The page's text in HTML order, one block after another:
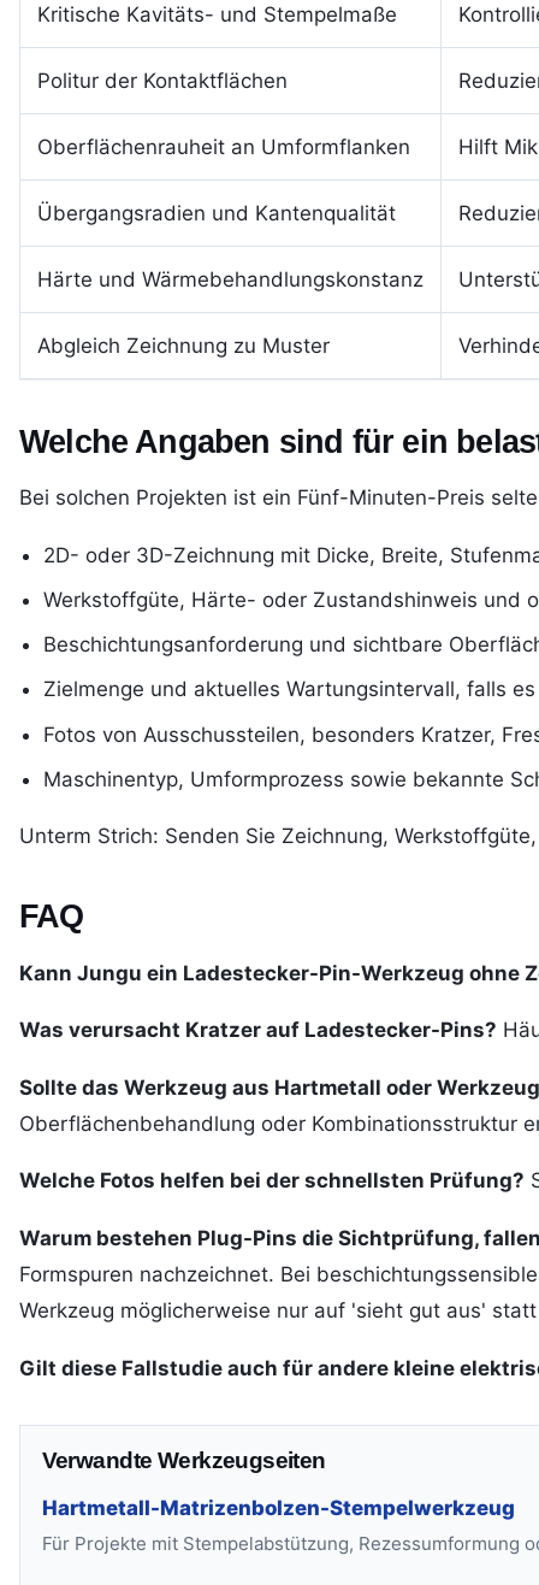
Kritische Kavitäts- und Stempelmaße
Politur der Kontaktflächen
Oberflächenrauheit an Umformflanken Hilft
Übergangsradien und Kantenqualität
Härte und Wärmebehandlungskonstanz
Abgleich Zeichnung zu Muster
Welche Angaben sind für ein
Bei solchen Projekten ist ein Fünf-Minuten-Preis
2D- oder 3D-Zeichnung mit Dicke, Breite,
Werkstoffgüte, Härte- oder Zustandshinweis und
Beschichtungsanforderung und sichtbare
Zielmenge und aktuelles Wartungsintervall, falls
Fotos von Ausschussteilen, besonders Kratzer,
Maschinentyp, Umformprozess sowie bekannte
Unterm Strich: Senden Sie Zeichnung,
FAQ
Kann Jungu ein Ladestecker-Pin-Werkzeug ohne
Was verursacht Kratzer auf Ladestecker-Pins?
Sollte das Werkzeug aus Hartmetall oder
Oberflächenbehandlung oder Kombinationsstruktur
Welche Fotos helfen bei der schnellsten Prüfung?
Warum bestehen Plug-Pins die Sichtprüfung,
Formspuren nachzeichnet. Bei
Werkzeug möglicherweise nur auf 'sieht gut aus'
Gilt diese Fallstudie auch für andere kleine
Verwandte Werkzeugseiten
Hartmetall-Matrizenbolzen-Stempelwerkzeug
Für Projekte mit Stempelabstützung, Rezessumformung